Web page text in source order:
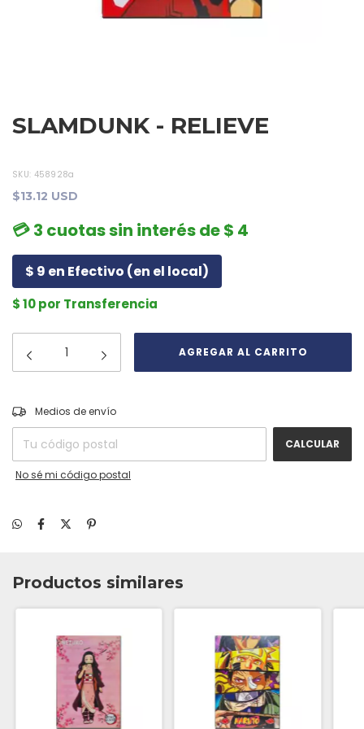
SLAMDUNK - RELIEVE
SKU: 458928a
$13.12 USD
💳 3 cuotas sin interés de $ 4
$ 9 en Efectivo (en el local)
$ 10 por Transferencia
Entregas para el CP:
Medios de envío
CALCULAR
No sé mi código postal
Productos similares